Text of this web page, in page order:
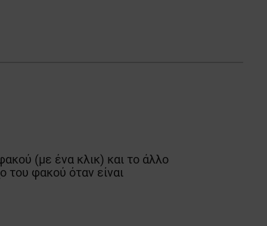
(με ένα κλικ) και το άλλο
του φακού όταν είναι